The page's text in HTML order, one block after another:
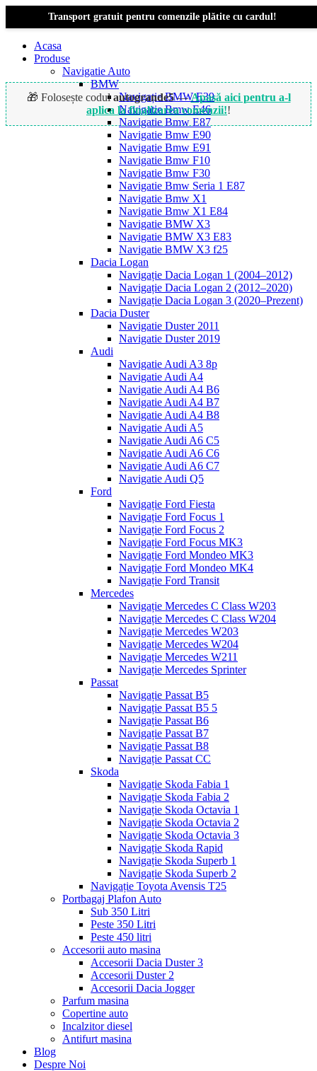
Transport gratuit pentru comenzile plătite cu cardul!
Acasa
Produse
Navigatie Auto
BMW
Navigație BMW E39
Navigatie Bmw E46
Navigatie Bmw E87
Navigatie Bmw E90
Navigatie Bmw E91
Navigatie Bmw F10
Navigatie Bmw F30
Navigatie Bmw Seria 1 E87
Navigatie Bmw X1
Navigatie Bmw X1 E84
Navigatie BMW X3
Navigatie BMW X3 E83
Navigatie BMW X3 f25
Dacia Logan
Navigație Dacia Logan 1 (2004–2012)
Navigație Dacia Logan 2 (2012–2020)
Navigație Dacia Logan 3 (2020–Prezent)
Dacia Duster
Navigatie Duster 2011
Navigatie Duster 2019
Audi
Navigatie Audi A3 8p
Navigatie Audi A4
Navigatie Audi A4 B6
Navigatie Audi A4 B7
Navigatie Audi A4 B8
Navigatie Audi A5
Navigatie Audi A6 C5
Navigatie Audi A6 C6
Navigatie Audi A6 C7
Navigatie Audi Q5
Ford
Navigație Ford Fiesta
Navigație Ford Focus 1
Navigație Ford Focus 2
Navigație Ford Focus MK3
Navigație Ford Mondeo MK3
Navigație Ford Mondeo MK4
Navigație Ford Transit
Mercedes
Navigație Mercedes C Class W203
Navigație Mercedes C Class W204
Navigație Mercedes W203
Navigație Mercedes W204
Navigație Mercedes W211
Navigație Mercedes Sprinter
Passat
Navigație Passat B5
Navigație Passat B5 5
Navigație Passat B6
Navigație Passat B7
Navigație Passat B8
Navigație Passat CC
Skoda
Navigație Skoda Fabia 1
Navigație Skoda Fabia 2
Navigație Skoda Octavia 1
Navigație Skoda Octavia 2
Navigație Skoda Octavia 3
Navigație Skoda Rapid
Navigație Skoda Superb 1
Navigație Skoda Superb 2
Navigație Toyota Avensis T25
Portbagaj Plafon Auto
Sub 350 Litri
Peste 350 Litri
Peste 450 litri
Accesorii auto masina
Accesorii Dacia Duster 3
Accesorii Duster 2
Accesorii Dacia Jogger
Parfum masina
Copertine auto
Incalzitor diesel
Antifurt masina
Blog
Despre Noi
🎁 Folosește codulautogrande5—Apasă aici pentru a-l
aplica la finalizarea comenzii!!